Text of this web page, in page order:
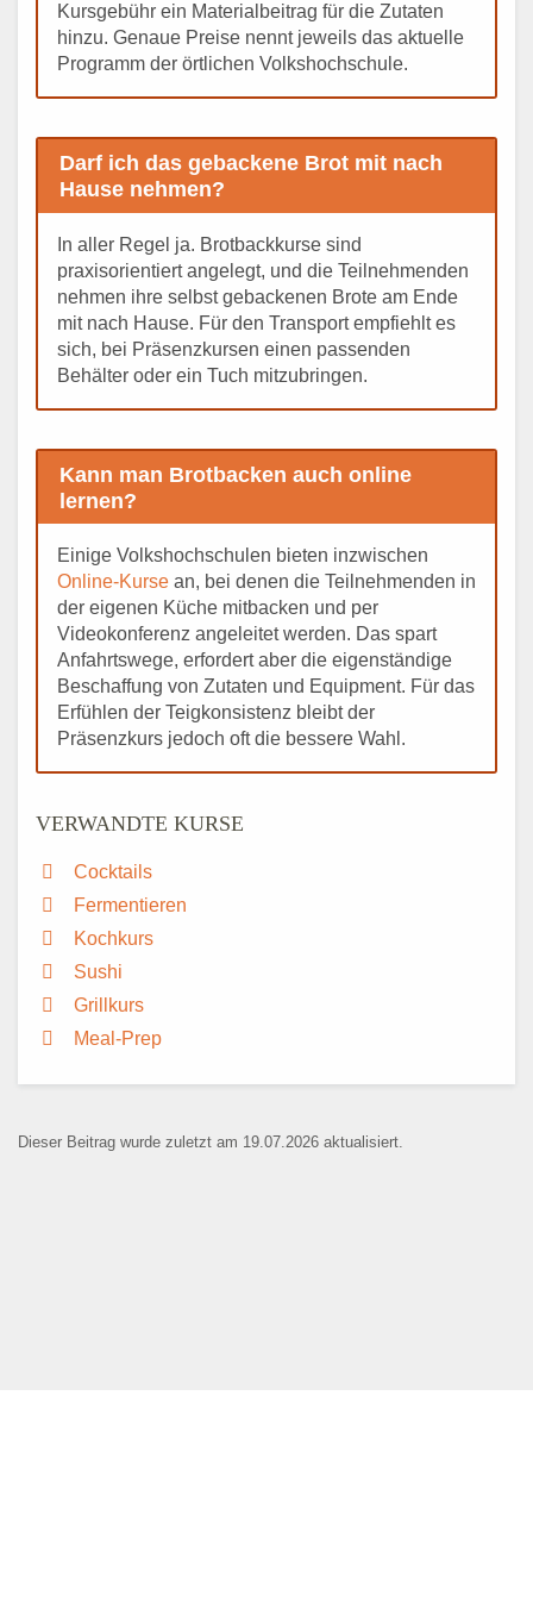
Kursgebühr ein Materialbeitrag für die Zutaten
hinzu. Genaue Preise nennt jeweils das aktuelle
Programm der örtlichen Volkshochschule.
Darf ich das gebackene Brot mit nach
Hause nehmen?
In aller Regel ja. Brotbackkurse sind
praxisorientiert angelegt, und die Teilnehmenden
nehmen ihre selbst gebackenen Brote am Ende
mit nach Hause. Für den Transport empfiehlt es
sich, bei Präsenzkursen einen passenden
Behälter oder ein Tuch mitzubringen.
Kann man Brotbacken auch online
lernen?
Einige Volkshochschulen bieten inzwischen
Online-Kurse an, bei denen die Teilnehmenden in
der eigenen Küche mitbacken und per
Videokonferenz angeleitet werden. Das spart
Anfahrtswege, erfordert aber die eigenständige
Beschaffung von Zutaten und Equipment. Für das
Erfühlen der Teigkonsistenz bleibt der
Präsenzkurs jedoch oft die bessere Wahl.
VERWANDTE KURSE
Cocktails
Fermentieren
Kochkurs
Sushi
Grillkurs
Meal-Prep
Dieser Beitrag wurde zuletzt am 19.07.2026 aktualisiert.